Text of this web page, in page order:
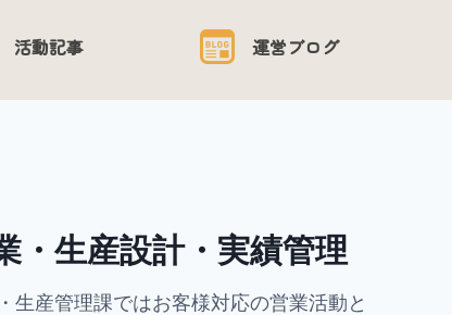
活動記事 運営ブログ
・生産設計・実績管理
生産管理課ではお客様対応の営業活動と